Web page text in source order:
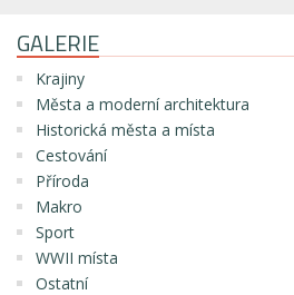
GALERIE
Krajiny
Města a moderní architektura
Historická města a místa
Cestování
Příroda
Makro
Sport
WWII místa
Ostatní